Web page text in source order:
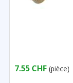
7.55 CHF (pièce)